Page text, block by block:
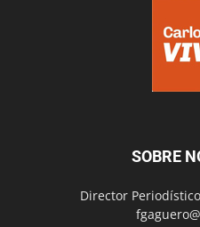
SOBRE
Director